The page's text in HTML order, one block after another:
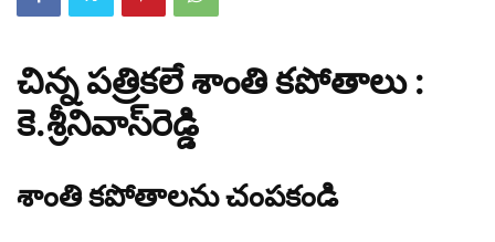
చిన్న ప‌త్రిక‌లే శాంతి క‌పోతాలు :
కె.శ్రీ‌నివాస్‌రెడ్డి
శాంతి కపోతాలను చంపకండి